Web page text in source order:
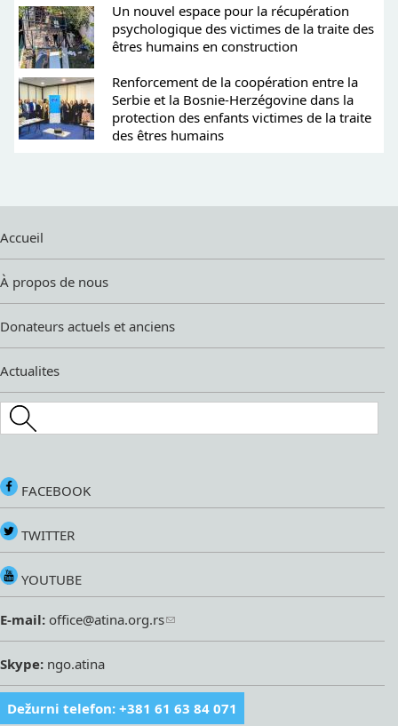
Un nouvel espace pour la récupération
psychologique des victimes de la traite des
êtres humains en construction
Renforcement de la coopération entre la
Serbie et la Bosnie-Herzégovine dans la
protection des enfants victimes de la traite
des êtres humains
Accueil
À propos de nous
Donateurs actuels et anciens
Actualites
Search this site
FACEBOOK
TWITTER
YOUTUBE
E-mail: office@atina.org.rs
Skype: ngo.atina
Dežurni telefon: +381 61 63 84 071